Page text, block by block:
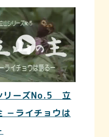
リーズNo.5 立
－ライチョウは